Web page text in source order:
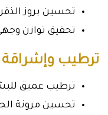
تحسين بروز
تحقيق توازن
ترطيب وإشراقة
ترطيب عميق
تحسين مرونة